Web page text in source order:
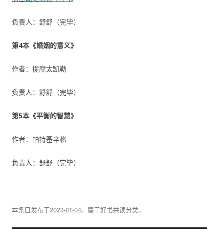
负责人：舒舒（完毕）
第4本《婚姻的意义》
作者：提摩太凯勒
负责人：舒舒（完毕）
第5本《平衡的智慧》
作者：帕特基辛格
负责人：舒舒（完毕）
本条目发布于2023-01-04。属于好书共读分类。